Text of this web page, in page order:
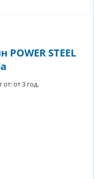
STEEL
от 3 год.